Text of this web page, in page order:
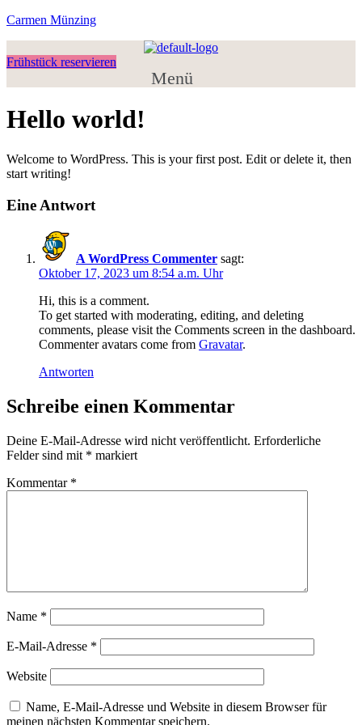
Carmen Münzing
Frühstück reservieren
Menü
Hello world!
Welcome to WordPress. This is your first post. Edit or delete it, then
start writing!
Eine Antwort
A WordPress Commenter sagt:
Oktober 17, 2023 um 8:54 a.m. Uhr
Hi, this is a comment.
To get started with moderating, editing, and deleting
comments, please visit the Comments screen in the dashboard.
Commenter avatars come from Gravatar.
Antworten
Schreibe einen Kommentar
Deine E-Mail-Adresse wird nicht veröffentlicht. Erforderliche
Felder sind mit * markiert
Kommentar *
Name *
E-Mail-Adresse *
Website
Name, E-Mail-Adresse und Website in diesem Browser für
meinen nächsten Kommentar speichern.